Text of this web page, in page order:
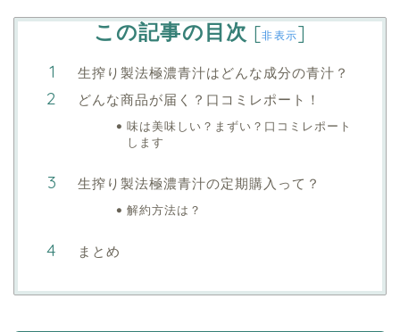
この記事の目次 [非表示]
生搾り製法極濃青汁はどんな成分の青汁？
どんな商品が届く？口コミレポート！
味は美味しい？まずい？口コミレポート
します
生搾り製法極濃青汁の定期購入って？
解約方法は？
まとめ